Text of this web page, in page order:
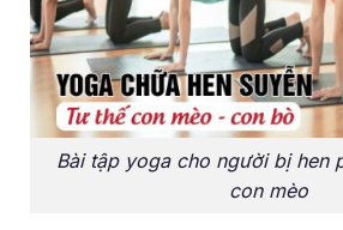
Bài tập yoga cho người bị hen
con mèo